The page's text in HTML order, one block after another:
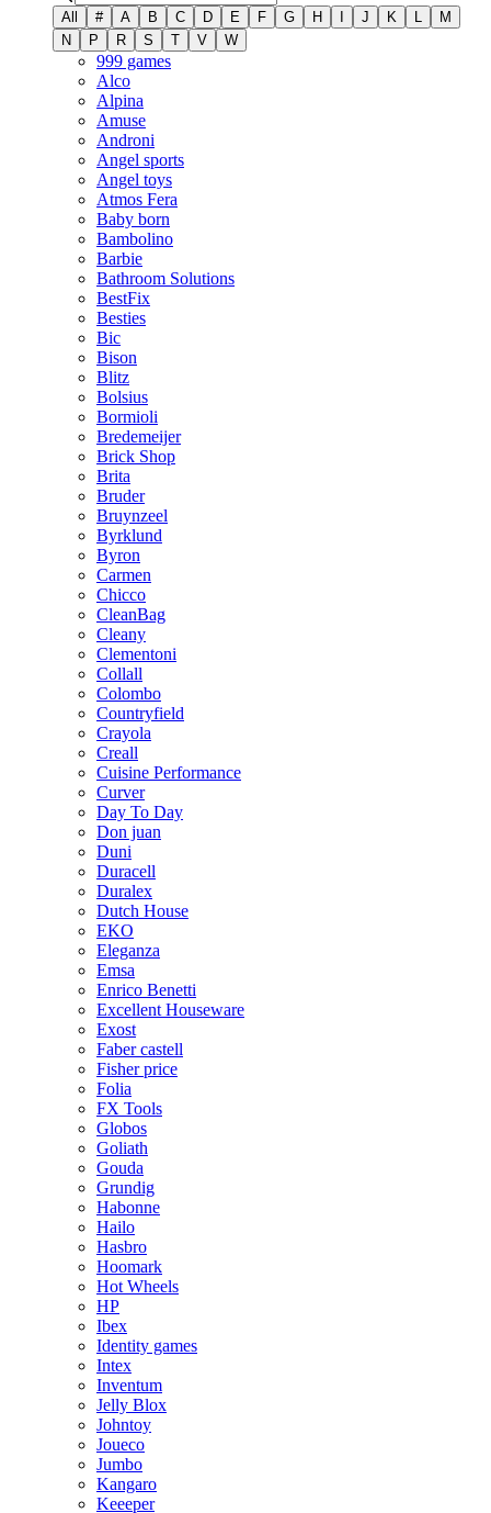
All # A B C D E F G H J K L
M
N
P R S T V W
999 games
Alco
Alpina
Amuse
Androni
Angel sports
Angel toys
Atmos Fera
Baby born
Bambolino
Barbie
Bathroom Solutions
BestFix
Besties
Bic
Bison
Blitz
Bolsius
Bormioli
Bredemeijer
Brick Shop
Brita
Bruder
Bruynzeel
Byrklund
Byron
Carmen
Chicco
CleanBag
Cleany
Clementoni
Collall
Colombo
Countryfield
Crayola
Creall
Cuisine Performance
Curver
Day To Day
Don juan
Duni
Duracell
Duralex
Dutch House
EKO
Eleganza
Emsa
Enrico Benetti
Excellent Houseware
Exost
Faber castell
Fisher price
Folia
FX Tools
Globos
Goliath
Gouda
Grundig
Habonne
Hailo
Hasbro
Hoomark
Hot Wheels
HP
Ibex
Identity games
Intex
Inventum
Jelly Blox
Johntoy
Joueco
Jumbo
Kangaro
Keeeper